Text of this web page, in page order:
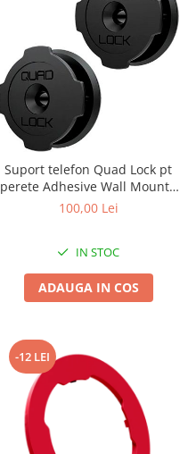
Suport telefon Quad Lock pt
perete Adhesive Wall Mount -
Twin Pack
100,00 Lei
IN STOC
ADAUGA IN COS
-12 LEI